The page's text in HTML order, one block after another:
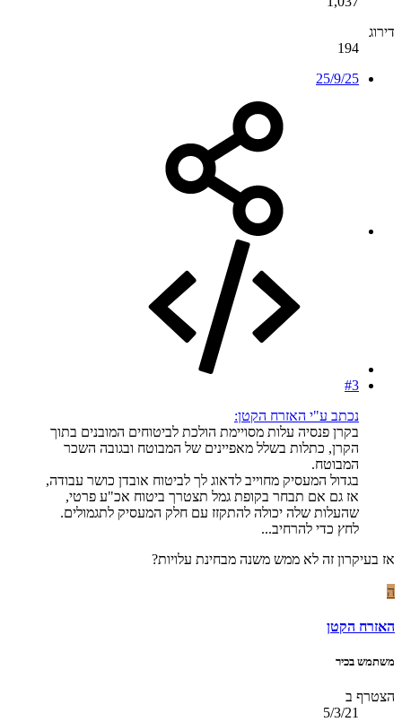
דירוג
194
25/9/25
#3
נכתב ע"י האזרח הקטן:
בקרן פנסיה עלות מסויימת הולכת לביטוחים המובנים בתוך
הקרן, כתלות בשלל מאפיינים של המבוטח ובגובה השכר
המבוטח.
בגדול המעסיק מחוייב לדאוג לך לביטוח אובדן כושר עבודה,
אז גם אם תבחר בקופת גמל תצטרך ביטוח אכ"ע פרטי,
שהעלות שלה יכולה להתקזז עם חלק המעסיק לתגמולים.
לחץ כדי להרחיב...
אז בעיקרון זה לא ממש משנה מבחינת עלויות?
ה
האזרח הקטן
משתמש בכיר
הצטרף ב
5/3/21